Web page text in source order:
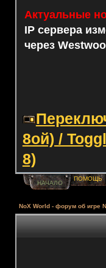
Актуальные
IP сервера
через
8ой) /
8)
НАЧАЛО
ПОМОЩЬ
NoX World - форум об игре